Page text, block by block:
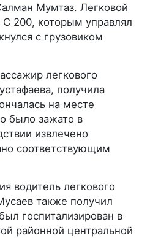
Мумтаз. Легковой
200, которым управлял
с грузовиком
легкового
получила
на месте
было зажато в
извлечено
соответствующим
водитель легкового
также получил
госпитализирован в
районной центральной